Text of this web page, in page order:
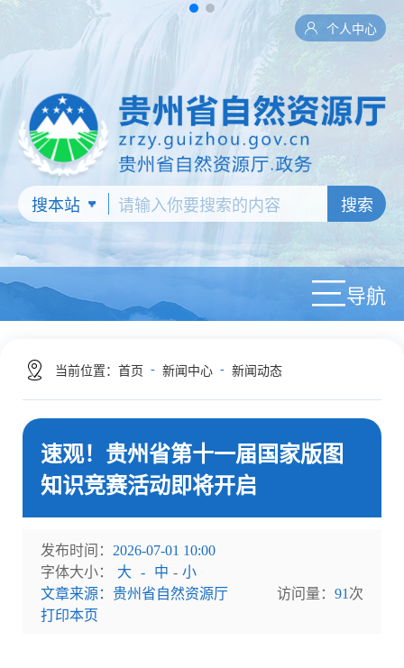
个人中心
搜索
导航
当前位置： 首页 - 新闻中心 - 新闻动态
速观！贵州省第十一届国家版图
知识竞赛活动即将开启
发布时间： 2026-07-01 10:00
字体大小：
大 - 中 - 小
文章来源：贵州省自然资源厅
访问量： 91 次
打印本页